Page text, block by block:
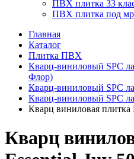
ПВХ плитка 33
ПВХ плитка под
Главная
Каталог
Плитка ПВХ
Кварц-виниловый SPC
Флор)
Кварц-виниловый SPC
Кварц-виниловый SPC
Кварц виниловая плитка
Кварц